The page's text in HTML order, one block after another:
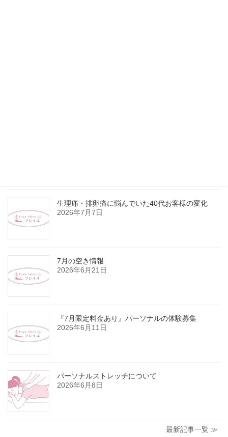
生理痛・排卵痛に悩んでいた40代お客様の変化
2026年7月7日
7月の空き情報
2026年6月21日
『7月限定料金あり』パーソナルの体験募集
2026年6月11日
パーソナルストレッチについて
2026年6月8日
最新記事一覧 ≫